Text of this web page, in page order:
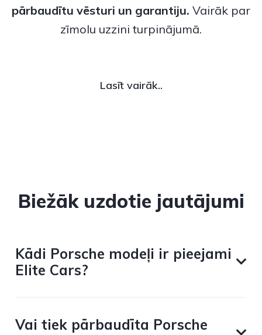
pārbaudītu vēsturi un garantiju. Vairāk par
zīmolu uzzini turpinājumā.
Lasīt vairāk..
Biežāk uzdotie jautājumi
Kādi Porsche modeļi ir pieejami
Elite Cars?
Vai tiek pārbaudīta Porsche